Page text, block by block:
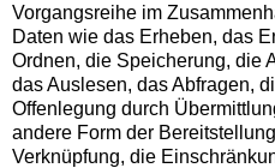
Vorgangsreihe im
Daten wie das Erheben, das
Ordnen, die Speicherung, die
das Auslesen, das Abfragen,
Offenlegung durch
andere Form der
Verknüpfung, die